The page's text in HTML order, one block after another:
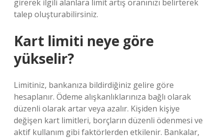
girerek ilgili alanlara limit artış oranınızı belirterek
talep oluşturabilirsiniz.
Kart limiti neye göre
yükselir?
Limitiniz, bankanıza bildirdiğiniz gelire göre
hesaplanır. Ödeme alışkanlıklarınıza bağlı olarak
düzenli olarak artar veya azalır. Kişiden kişiye
değişen kart limitleri, borçların düzenli ödenmesi ve
aktif kullanım gibi faktörlerden etkilenir. Bankalar,